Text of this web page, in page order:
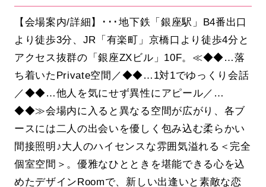
【会場案内/詳細】･･･地下鉄「銀座駅」B4番出口
より徒歩3分、JR「有楽町」京橋口より徒歩4分と
アクセス抜群の「銀座ZXビル」10F。≪◆◆…落
ち着いたPrivate空間／◆◆…1対1でゆっくり会話
／◆◆…他人を気にせず異性にアピール／…
◆◆≫会場内に入ると異なる空間が広がり、各ブ
ースには二人の出会いを優しく包み込む柔らかい
間接照明♪大人のハイセンスな雰囲気溢れる＜完全
個室空間＞。優雅なひとときを堪能できる心を込
めたデザインRoomで、新しい出逢いと素敵な恋